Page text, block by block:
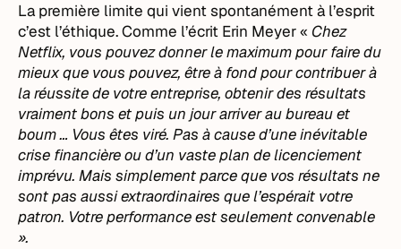
La première limite qui vient spontanément à l’esprit
c’est l’éthique. Comme l’écrit Erin Meyer « Chez
Netflix, vous pouvez donner le maximum pour faire du
mieux que vous pouvez, être à fond pour contribuer à
la réussite de votre entreprise, obtenir des résultats
vraiment bons et puis un jour arriver au bureau et
boum … Vous êtes viré. Pas à cause d’une inévitable
crise financière ou d’un vaste plan de licenciement
imprévu. Mais simplement parce que vos résultats ne
sont pas aussi extraordinaires que l’espérait votre
patron. Votre performance est seulement convenable
».